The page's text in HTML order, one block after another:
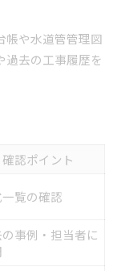
帳や水道管管理図
過去の工事履歴を
確認ポイント
覧の確認
事例・担当者に